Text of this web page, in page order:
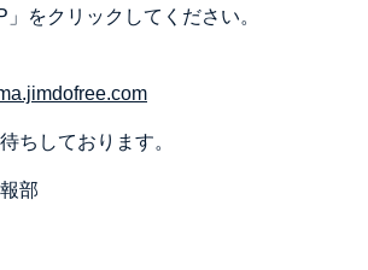
」をクリックしてください。
ちしております。
部